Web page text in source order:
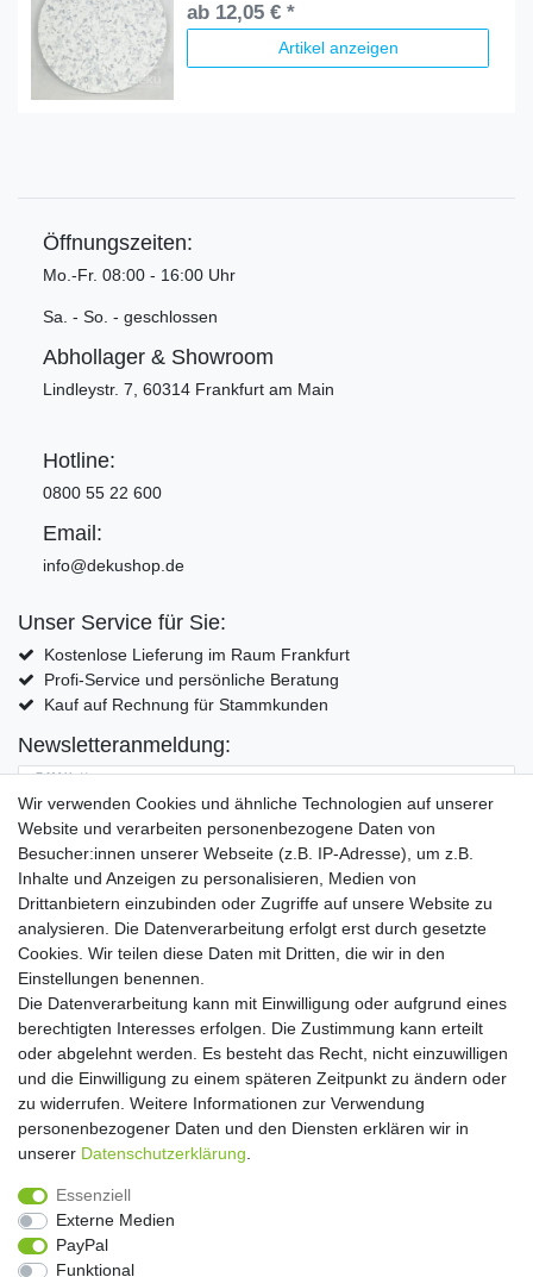
ab 12,05 € *
Artikel anzeigen
Öffnungszeiten:
Mo.-Fr. 08:00 - 16:00 Uhr
Sa. - So. - geschlossen
Abhollager & Showroom
Lindleystr. 7, 60314 Frankfurt am Main
Hotline:
0800 55 22 600
Email:
info@dekushop.de
Unser Service für Sie:
Kostenlose Lieferung im Raum Frankfurt
Profi-Service und persönliche Beratung
Kauf auf Rechnung für Stammkunden
Newsletteranmeldung:
E-MAIL **
Hiermit bestätige ich, dass ich die Daten­schutz­erklärung
Einwilligung kann ich jederzeit widerrufen.**
Abonnieren
** Hierbei handelt es sich um ein Pflichtfeld.
Widerrufs­recht Widerrufs­formular Impressum
Daten­schutz­erklärung AGB Kontakt
Wir verwenden Cookies und ähnliche Technologien auf unserer
Website und verarbeiten personenbezogene Daten von
Besucher:innen unserer Webseite (z.B. IP-Adresse), um z.B.
Inhalte und Anzeigen zu personalisieren, Medien von
Drittanbietern einzubinden oder Zugriffe auf unsere Website zu
analysieren. Die Datenverarbeitung erfolgt erst durch gesetzte
Cookies. Wir teilen diese Daten mit Dritten, die wir in den
Einstellungen benennen.
Die Datenverarbeitung kann mit Einwilligung oder aufgrund eines
berechtigten Interesses erfolgen. Die Zustimmung kann erteilt
oder abgelehnt werden. Es besteht das Recht, nicht einzuwilligen
und die Einwilligung zu einem späteren Zeitpunkt zu ändern oder
zu widerrufen. Weitere Informationen zur Verwendung
personenbezogener Daten und den Diensten erklären wir in
unserer Daten­schutz­erklärung
Essenziell
Externe Medien
PayPal
Funktional
Copyright 2016 | Dekushop.de | Alle Rechte vorbehalten. |
Angebote gelten nur für Industrie, Handel, Handwerk und